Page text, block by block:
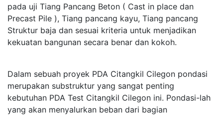
pada uji Tiang Pancang Beton ( Cast in place dan
Precast Pile ), Tiang pancang kayu, Tiang pancang
Struktur baja dan sesuai kriteria untuk menjadikan
kekuatan bangunan secara benar dan kokoh.
Dalam sebuah proyek PDA Citangkil Cilegon pondasi
merupakan substruktur yang sangat penting
kebutuhan PDA Test Citangkil Cilegon ini. Pondasi-lah
yang akan menyalurkan beban dari bagian